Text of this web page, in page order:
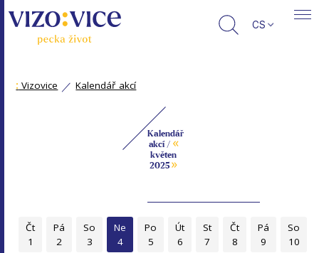
CS
: Vizovice Kalendář akcí
Kalendář
akcí / «
květen
2025»
Čt
1
Pá
2
So
3
Ne
4
Po
5
Út
6
St
7
Čt
8
Pá
9
So
10